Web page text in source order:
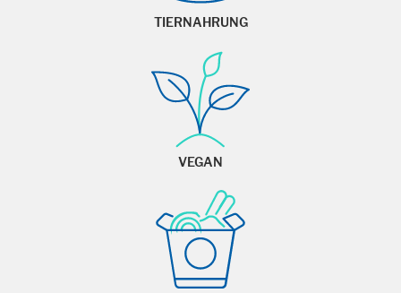
TIERNAHRUNG
VEGAN